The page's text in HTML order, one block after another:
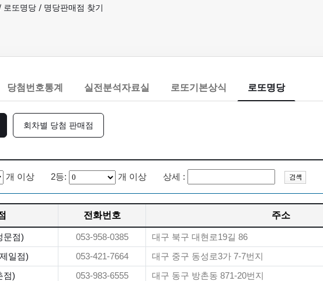
또명당 / 명당판매점 찾기
당첨번호통계 실전분석자료실 로또기본상식 로또명당
회차별 당첨 판매점
개 이상 2등: 개 이상 상세 :
전화번호 주소
문점) 053-958-0385 대구 북구 대현로19길 86
일점) 053-421-7664 대구 중구 동성로3가 7-7번지
점) 053-983-6555 대구 동구 방촌동 871-20번지